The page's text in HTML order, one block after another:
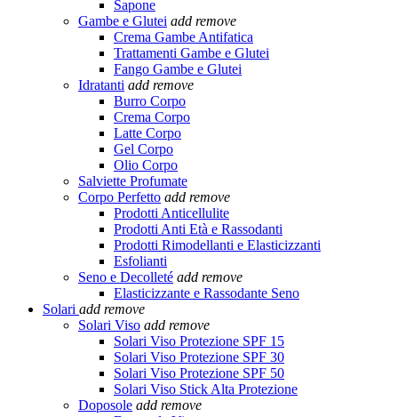
Sapone
Gambe e Glutei add remove
Crema Gambe Antifatica
Trattamenti Gambe e Glutei
Fango Gambe e Glutei
Idratanti add remove
Burro Corpo
Crema Corpo
Latte Corpo
Gel Corpo
Olio Corpo
Salviette Profumate
Corpo Perfetto add remove
Prodotti Anticellulite
Prodotti Anti Età e Rassodanti
Prodotti Rimodellanti e Elasticizzanti
Esfolianti
Seno e Decolleté add remove
Elasticizzante e Rassodante Seno
Solari add remove
Solari Viso add remove
Solari Viso Protezione SPF 15
Solari Viso Protezione SPF 30
Solari Viso Protezione SPF 50
Solari Viso Stick Alta Protezione
Doposole add remove